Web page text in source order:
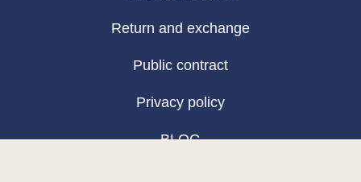
Return and exchange
Public contract
Privacy policy
BLOG